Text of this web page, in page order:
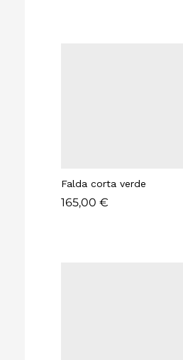
Falda corta verde
165,00 €
165,00 €